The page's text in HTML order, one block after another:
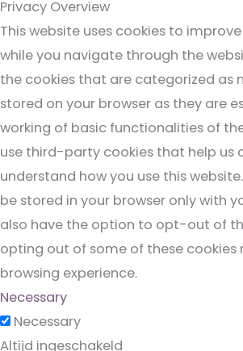
Privacy Overview
This website uses cookies to
while you navigate through the
the cookies that are categorized as
stored on your browser as they are
working of basic functionalities of
use third-party cookies that help us
understand how you use this
be stored in your browser only with
also have the option to opt-out of
opting out of some of these
browsing experience.
Necessary
Necessary
Altijd ingeschakeld